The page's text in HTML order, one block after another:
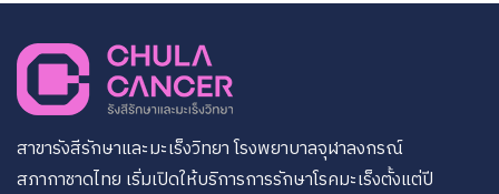
สาขารังสีรักษาและมะเร็งวิทยา โรงพยาบาลจุฬาลงกรณ์
สภากาชาดไทย เริ่มเปิดให้บริการการรักษาโรคมะเร็งตั้งแต่ปี